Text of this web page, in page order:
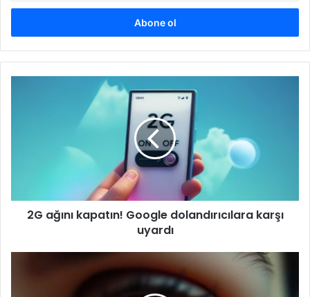
adresinizi
2G ağını kapatın! Google dolandırıcılara karşı
uyardı